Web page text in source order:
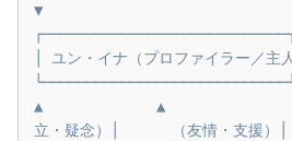
▼
┌────────────────────────────┐
│ ユン・イナ（プロファイラー／主
└────────────────────────────┘
▲             ▲
立・疑念）│      （友情・支援